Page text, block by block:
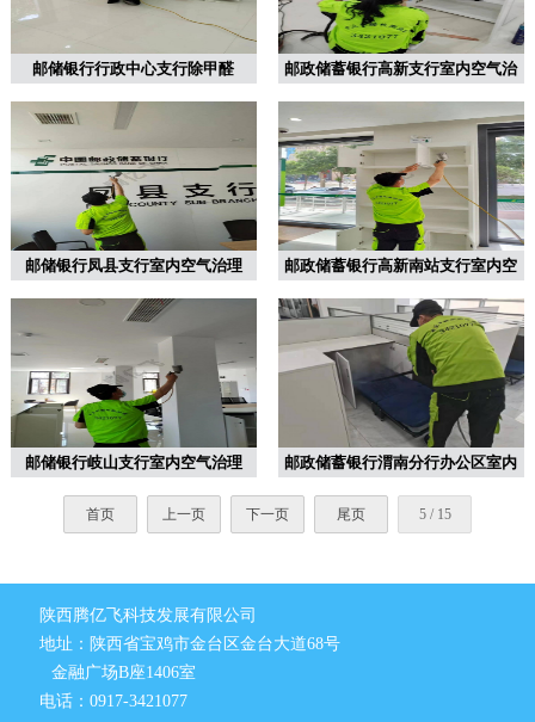
邮储银行行政中心支行除甲醛
邮政储蓄银行高新支行室内空气治
理
邮储银行凤县支行室内空气治理
邮政储蓄银行高新南站支行室内空
气...
邮储银行岐山支行室内空气治理
邮政储蓄银行渭南分行办公区室内
空...
首页 上一页 下一页 尾页 5 / 15
陕西腾亿飞科技发展有限公司
地址：陕西省宝鸡市金台区金台大道68号
金融广场B座1406室
电话：0917-3421077